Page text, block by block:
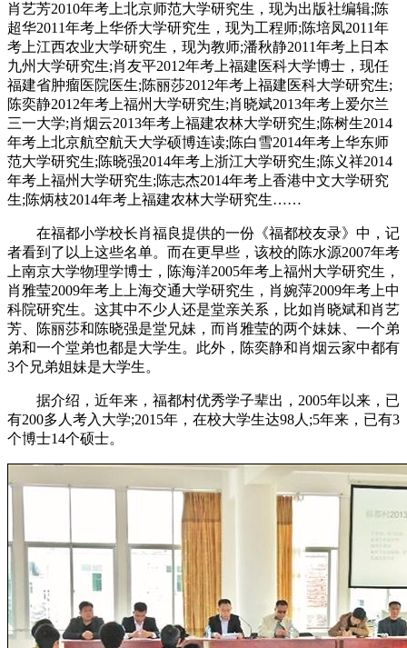
肖艺芳2010年考上北京师范大学研究生，现为出版社编辑;陈
超华2011年考上华侨大学研究生，现为工程师;陈培凤2011年
考上江西农业大学研究生，现为教师;潘秋静2011年考上日本
九州大学研究生;肖友平2012年考上福建医科大学博士，现任
福建省肿瘤医院医生;陈丽莎2012年考上福建医科大学研究生;
陈奕静2012年考上福州大学研究生;肖晓斌2013年考上爱尔兰
三一大学;肖烟云2013年考上福建农林大学研究生;陈树生2014
年考上北京航空航天大学硕博连读;陈白雪2014年考上华东师
范大学研究生;陈晓强2014年考上浙江大学研究生;陈义祥2014
年考上福州大学研究生;陈志杰2014年考上香港中文大学研究
生;陈炳枝2014年考上福建农林大学研究生……
在福都小学校长肖福良提供的一份《福都校友录》中，记
者看到了以上这些名单。而在更早些，该校的陈水源2007年考
上南京大学物理学博士，陈海洋2005年考上福州大学研究生，
肖雅莹2009年考上上海交通大学研究生，肖婉萍2009年考上中
科院研究生。这其中不少人还是堂亲关系，比如肖晓斌和肖艺
芳、陈丽莎和陈晓强是堂兄妹，而肖雅莹的两个妹妹、一个弟
弟和一个堂弟也都是大学生。此外，陈奕静和肖烟云家中都有
3个兄弟姐妹是大学生。
据介绍，近年来，福都村优秀学子辈出，2005年以来，已
有200多人考入大学;2015年，在校大学生达98人;5年来，已有3
个博士14个硕士。